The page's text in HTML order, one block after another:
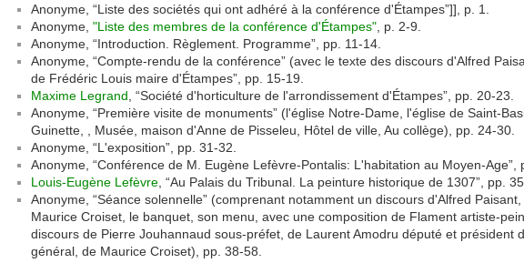
Anonyme, “Liste des sociétés qui ont adhéré à la conférence d'Étampes”]], p. 1.
Anonyme, "Liste des membres de la conférence d'Étampes" , p. 2-9.
Anonyme, “Introduction. Règlement. Programme”, pp. 11-14.
Anonyme, “Compte-rendu de la conférence” (avec le texte des discours d'Alfred
de Frédéric Louis maire d'Étampes”, pp. 15-19.
Maxime Legrand , “Société d'horticulture de l'arrondissement d'Étampes”, pp. 20-23.
Anonyme, “Première visite de monuments” (l'église Notre-Dame, l'église de Saint-
Guinette, , Musée, maison d'Anne de Pisseleu, Hôtel de ville, Au collège), pp. 24-30.
Anonyme, “L'exposition”, pp. 31-32.
Anonyme, “Conférence de M. Eugène Lefèvre-Pontalis: L'habitation au Moyen-Age”,
Louis-Eugène Lefèvre , “Au Palais du Tribunal. La peinture historique de 1307”, pp.
Anonyme, “Séance solennelle” (comprenant notamment un discours d'Alfred
Maurice Croiset, le banquet, son menu, avec une composition de Flament artiste-
discours de Pierre Jouhannaud sous-préfet, de Laurent Amodru député et président
général, de Maurice Croiset), pp. 38-58.